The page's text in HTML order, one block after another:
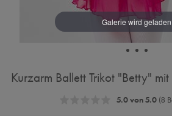
Kurzarm Ballett Trikot "Betty"
5.0 von 5.0(8